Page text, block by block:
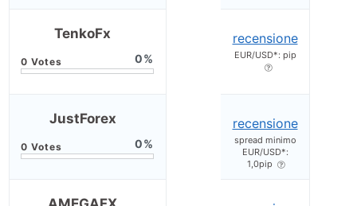
TenkoFx
0
recensione
EUR/USD*: pip
JustForex
0
recensione
spread minimo
EUR/USD*:
1,0pip